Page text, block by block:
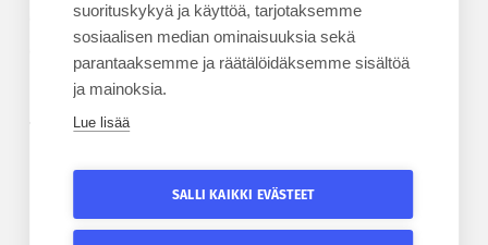
suorituskykyä ja käyttöä, tarjotaksemme
sosiaalisen median ominaisuuksia sekä
parantaaksemme ja räätälöidäksemme sisältöä
ja mainoksia.
Lue lisää
SALLI KAIKKI EVÄSTEET
Kesäyliopiston blogi
TILAA UUTISKIRJE
Tilaa kesäyliopiston uutiskirje
Tilaa Epanetin uutiskirje